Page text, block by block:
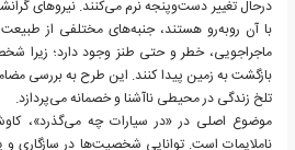
در‌حال تغییر دست‌و‌پنجه نرم می‌کنند. نیروهای
با آن روبه‌رو هستند، جنبه‌های مختلفی از
ماجراجویی، خطر و حتی طنز وجود دارد؛ زیرا
بازگشت به زمین پیدا کنند. این طرح به بررسی
تلخ زندگی در محیطی ناآشنا و خصمانه می‌پردازد.
موضوع اصلی در «در سیارات چه ‌می‌گذرد»،
ناملایمات است. توانایی شخصیت‌ها در سازگاری و